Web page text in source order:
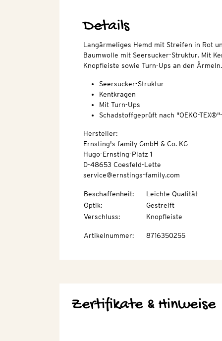
Details
Langärmeliges Hemd mit Streifen in Rot
Baumwolle mit Seersucker-Struktur. Mit
Knopfleiste sowie Turn-Ups an den
Seersucker-Struktur
Kentkragen
Mit Turn-Ups
Schadstoffgeprüft nach "OEKO-
Hersteller:
Ernsting's family GmbH & Co. KG
Hugo-Ernsting-Platz 1
D-48653 Coesfeld-Lette
service@ernstings-family.com
Beschaffenheit:
Leichte Qualität
Optik:
Gestreift
Verschluss: Knopfleiste
Artikelnummer: 8716350255
Zertifikate & Hinweise